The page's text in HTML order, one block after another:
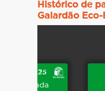
Histórico de
Galardão Eco-
2024-2025
galardoada